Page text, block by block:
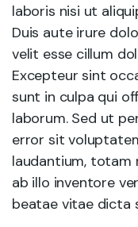
laboris nisi ut
Duis aute irure
velit esse cillum
Excepteur sint
sunt in culpa qui
laborum. Sed ut
error sit
laudantium, totam
ab illo inventore
beatae vitae dicta